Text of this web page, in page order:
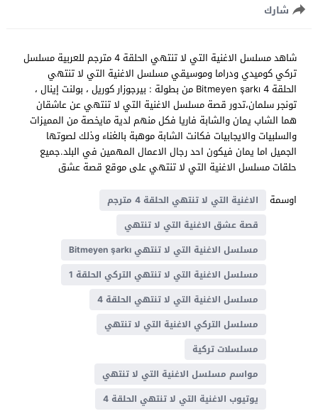
شارك
شاهد مسلسل الاغنية التي لا تنتهي الحلقة 4 مترجم للعربية مسلسل
تركي كوميدي ودراما وموسيقي مسلسل الاغنية التي لا تنتهي
الحلقة 4 Bitmeyen şarkı من بطولة : بيرجوزار كوريل ، بولنت إينال ،
تونجر سلمان،تدور قصة مسلسل الاغنية التي لا تنتهي عن عاشقان
هما الشاب يمان والشابة فاريا فكل منهم لدية مايخصة من المميزات
والسلبيات والايجابيات فكانت الشابة موهبة بالغناء وذلك لصوتها
الجميل اما يمان فيكون احد رجال الاعمال المهمين في البلد.جميع
حلقات مسلسل الاغنية التي لا تنتهي على موقع قصة عشق
اوسمة
الاغنية التي لا تنتهي الحلقة 4 مترجم
قصة عشق الاغنية التي لا تنتهي
مسلسل الاغنية التي لا تنتهي Bitmeyen şarkı
مسلسل الاغنية التي لا تنتهي التركي الحلقة 1
مسلسل الاغنية التي لا تنتهي الحلقة 4
مسلسل التركي الاغنية التي لا تنتهي
مسلسلات تركية
مواسم مسلسل الاغنية التي لا تنتهي
يوتيوب الاغنية التي لا تنتهي الحلقة 4